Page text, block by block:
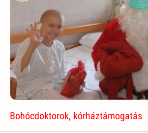
Bohócdoktorok, kórháztámogatás